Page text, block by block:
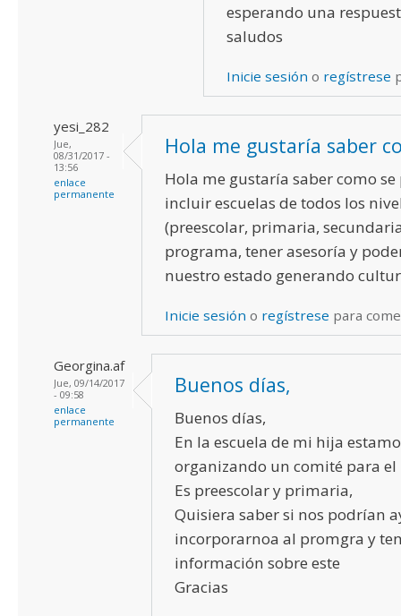
esperando una
saludos
Inicie sesión o regístrese
yesi_282
Jue,
08/31/2017 -
13:56
enlace
permanente
Hola me gustaría saber
Hola me gustaría saber como
incluir escuelas de todos los
(preescolar, primaria,
programa, tener asesoría y
nuestro estado generando
Inicie sesión o regístrese para
Georgina.af
Jue, 09/14/2017
- 09:58
enlace
permanente
Buenos días,
Buenos días,
En la escuela de mi hija
organizando un comité para el
Es preescolar y primaria,
Quisiera saber si nos podrían
incorporarnoa al promgra y
información sobre este
Gracias